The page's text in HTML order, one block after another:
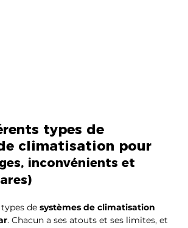
types de
climatisation pour
inconvénients et
de systèmes de climatisation
. Chacun a ses atouts et ses limites, et